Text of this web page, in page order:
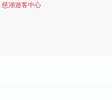
慈湖遊客中心